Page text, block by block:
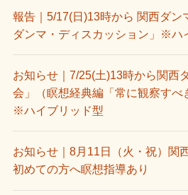
報告｜5/17(日)13時から 関西ダン
ダンマ・ディスカッション」※ハ
お知らせ｜7/25(土)13時から関西
会」（瞑想経典編「常に観察すべ
※ハイブリッド型
お知らせ｜8月11日（火・祝）
初めての方へ瞑想指導あり